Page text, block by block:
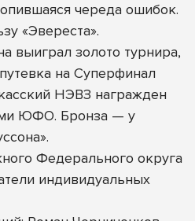
череда ошибок.
«Эвереста».
выиграл золото турнира,
на Суперфинал
НЭВЗ награжден
ЮФО. Бронза — у
Федерального округа
индивидуальных